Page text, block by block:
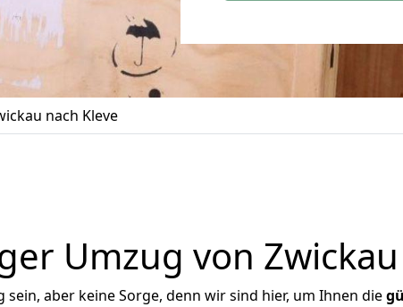
nach Kleve
Umzug von
aber keine Sorge, denn wir sind hier, um Ihnen die